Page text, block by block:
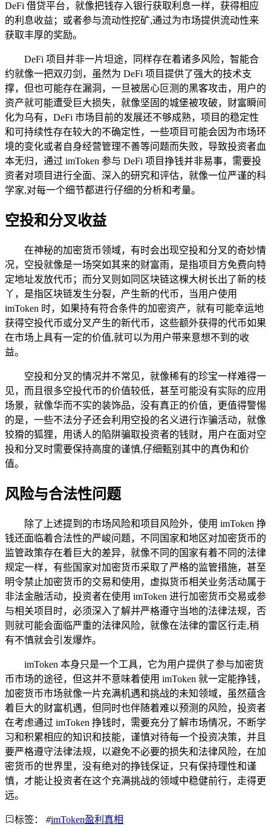
DeFi 借贷平台，就像把钱存入银行获取利息一样，获得相应
的利息收益；或者参与流动性挖矿,通过为市场提供流动性来
获取丰厚的奖励。
DeFi 项目并非一片坦途，同样存在着诸多风险，智能合
约就像一把双刃剑，虽然为 DeFi 项目提供了强大的技术支
撑，但也可能存在漏洞，一旦被居心叵测的黑客攻击，用户的
资产就可能遭受巨大损失，就像坚固的城堡被攻破，财富瞬间
化为乌有，DeFi 市场目前的发展还不够成熟，项目的稳定性
和可持续性存在较大的不确定性，一些项目可能会因为市场环
境的变化或者自身经营管理不善等问题而失败，导致投资者血
本无归，通过 imToken 参与 DeFi 项目挣钱并非易事，需要投
资者对项目进行全面、深入的研究和评估，就像一位严谨的科
学家,对每一个细节都进行仔细的分析和考量。
空投和分叉收益
在神秘的加密货币领域，有时会出现空投和分叉的奇妙情
况，空投就像是一场突如其来的财富雨，是指项目方免费向特
定地址发放代币；而分叉则如同区块链这棵大树长出了新的枝
丫，是指区块链发生分裂，产生新的代币，当用户使用
imToken 时，如果持有符合条件的加密资产，就有可能幸运地
获得空投代币或分叉产生的新代币，这些额外获得的代币如果
在市场上具有一定的价值,就可以为用户带来意想不到的收
益。
空投和分叉的情况并不常见，就像稀有的珍宝一样难得一
见，而且很多空投代币的价值较低，甚至可能没有实际的应用
场景，就像华而不实的装饰品，没有真正的价值，更值得警惕
的是，一些不法分子还会利用空投的名义进行诈骗活动，就像
狡猾的狐狸，用诱人的陷阱骗取投资者的钱财，用户在面对空
投和分叉时需要保持高度的谨慎,仔细甄别其中的真伪和价
值。
风险与合法性问题
除了上述提到的市场风险和项目风险外，使用 imToken 挣
钱还面临着合法性的严峻问题，不同国家和地区对加密货币的
监管政策存在着巨大的差异，就像不同的国家有着不同的法律
规定一样，有些国家对加密货币采取了严格的监管措施，甚至
明令禁止加密货币的交易和使用，虚拟货币相关业务活动属于
非法金融活动，投资者在使用 imToken 进行加密货币交易或参
与相关项目时，必须深入了解并严格遵守当地的法律法规，否
则就可能会面临严重的法律风险，就像在法律的雷区行走,稍
有不慎就会引发爆炸。
imToken 本身只是一个工具，它为用户提供了参与加密货
币市场的途径，但这并不意味着使用 imToken 就一定能挣钱，
加密货币市场就像一片充满机遇和挑战的未知领域，虽然蕴含
着巨大的财富机遇，但同时也伴随着难以预测的风险，投资者
在考虑通过 imToken 挣钱时，需要充分了解市场情况，不断学
习和积累相应的知识和技能，谨慎对待每一个投资决策，并且
要严格遵守法律法规，以避免不必要的损失和法律风险，在加
密货币的世界里，没有绝对的挣钱保证，只有保持理性和谨
慎，才能让投资者在这个充满挑战的领域中稳健前行，走得更
远。
标签： #imToken盈利真相